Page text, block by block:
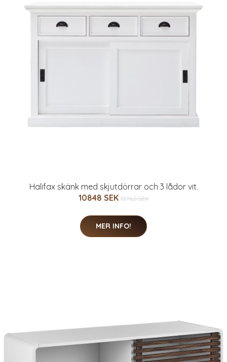
Halifax skänk med skjutdörrar och 3 lådor vit.
10848 SEK 12762 SEK
MER INFO!